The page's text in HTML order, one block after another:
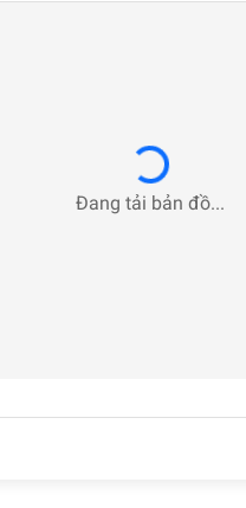
Loading...
Đang tải bản đồ...